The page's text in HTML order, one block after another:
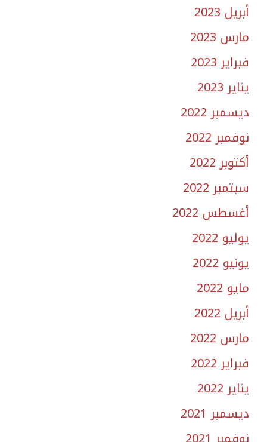
أبريل 2023
مارس 2023
فبراير 2023
يناير 2023
ديسمبر 2022
نوفمبر 2022
أكتوبر 2022
سبتمبر 2022
أغسطس 2022
يوليو 2022
يونيو 2022
مايو 2022
أبريل 2022
مارس 2022
فبراير 2022
يناير 2022
ديسمبر 2021